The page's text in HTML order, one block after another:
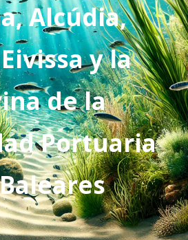
Alcúdia,
y la
de la
Portuaria